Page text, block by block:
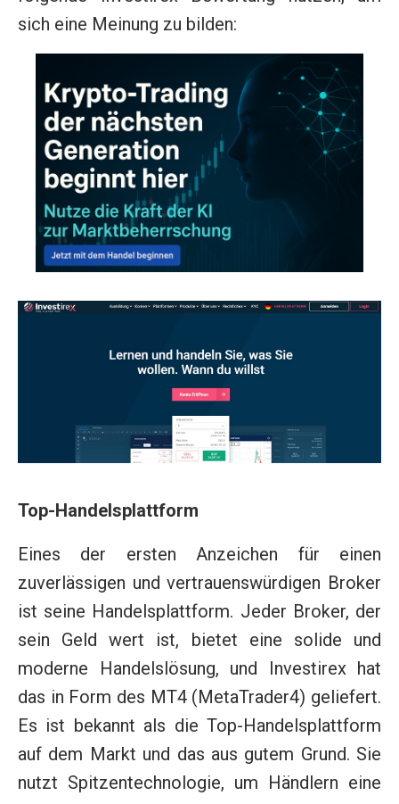
sich eine Meinung zu bilden:
Top-Handelsplattform
Eines der ersten Anzeichen für einen
zuverlässigen und vertrauenswürdigen Broker
ist seine Handelsplattform. Jeder Broker, der
sein Geld wert ist, bietet eine solide und
moderne Handelslösung, und Investirex hat
das in Form des MT4 (MetaTrader4) geliefert.
Es ist bekannt als die Top-Handelsplattform
auf dem Markt und das aus gutem Grund. Sie
nutzt Spitzentechnologie, um Händlern eine